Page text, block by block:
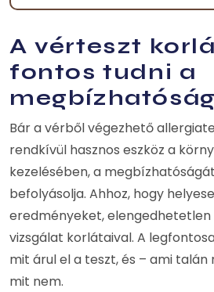
A vérteszt
fontos tudni a
Bár a vérből végezhető
rendkívül hasznos eszköz a
kezelésében, a
befolyásolja. Ahhoz, hogy
eredményeket, elengedhetetlen
vizsgálat korlátaival. A
mit árul el a teszt, és – ami
mit nem.